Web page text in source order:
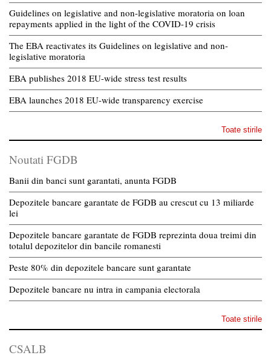
Guidelines on legislative and non-legislative moratoria on loan
repayments applied in the light of the COVID-19 crisis
The EBA reactivates its Guidelines on legislative and non-
legislative moratoria
EBA publishes 2018 EU-wide stress test results
EBA launches 2018 EU-wide transparency exercise
Toate stirile
Noutati FGDB
Banii din banci sunt garantati, anunta FGDB
Depozitele bancare garantate de FGDB au crescut cu 13 miliarde
lei
Depozitele bancare garantate de FGDB reprezinta doua treimi din
totalul depozitelor din bancile romanesti
Peste 80% din depozitele bancare sunt garantate
Depozitele bancare nu intra in campania electorala
Toate stirile
CSALB